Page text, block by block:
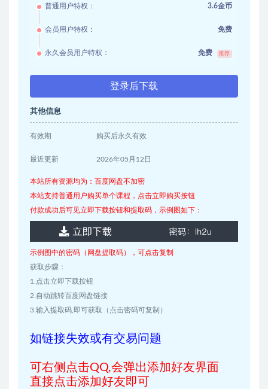
普通用户特权： 3.6金币
会员用户特权： 免费
永久会员用户特权： 免费 推荐
登录后下载
其他信息
有效期 购买后永久有效
最近更新 2026年05月12日
本站所有资源均为：百度网盘不加密
本站支持普通用户购买单个课程，点击立即购买按钮
付款成功后可见立即下载按钮和提取码，示例图如下：
示例图中的密码（网盘提取码），可点击复制
获取步骤：
1.点击立即下载按钮
2.自动跳转百度网盘链接
3.输入提取码,即可获取（点击密码可复制）
如链接失效或有交易问题
可右侧点击QQ,会弹出添加好友界面
直接点击添加好友即可